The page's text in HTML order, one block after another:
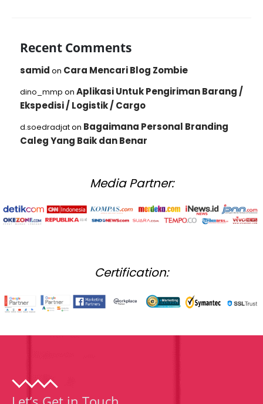
Recent Comments
samid on Cara Mencari Blog Zombie
dino_mmp on Aplikasi Untuk Pengiriman Barang /
Ekspedisi / Logistik / Cargo
d.soedradjaton Bagaimana Personal Branding
Caleg Yang Baik dan Benar
Media Partner:
Certification: